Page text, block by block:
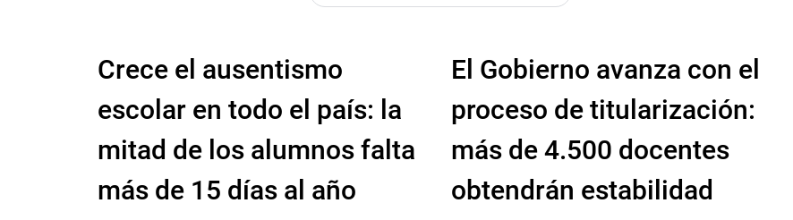
Crece el ausentismo
escolar en todo el país: la
mitad de los alumnos falta
más de 15 días al año
El Gobierno avanza con el
proceso de titularización:
más de 4.500 docentes
obtendrán estabilidad